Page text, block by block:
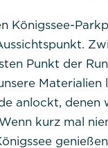
Königssee-
Punkt der
anlockt,
kurz mal
Name: